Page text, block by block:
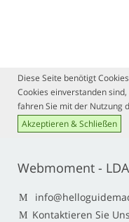
Diese Seite benötigt
Cookies einverstanden
fahren Sie mit der Nutzung
Akzeptieren & Schließen
Webmoment - LDA
Kontaktieren Sie Uns